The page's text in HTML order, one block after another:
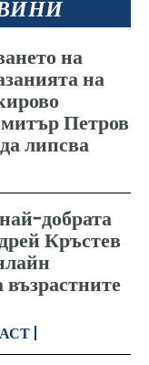
на
на
Петров
липсва
добрата
Кръстев
възрастните